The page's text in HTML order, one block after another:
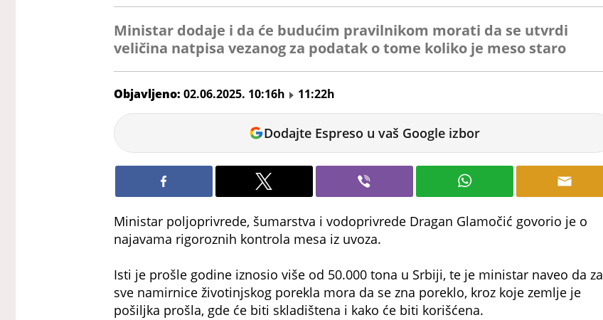
Ministar dodaje i da će budućim pravilnikom morati da se utvrdi
veličina natpisa vezanog za podatak o tome koliko je meso staro
Objavljeno: 02.06.2025. 10:16h
11:22h
Jelena
Jovanović
Dodajte Espreso u vaš Google izbor
Ministar poljoprivrede, šumarstva i vodoprivrede Dragan Glamočić govorio je o
najavama rigoroznih kontrola mesa iz uvoza.
Isti je prošle godine iznosio više od 50.000 tona u Srbiji, te je ministar naveo da za
sve namirnice životinjskog porekla mora da se zna poreklo, kroz koje zemlje je
pošiljka prošla, gde će biti skladištena i kako će biti korišćena.